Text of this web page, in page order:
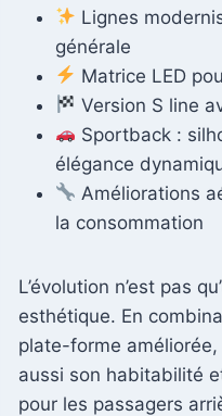
Lignes
générale
Matrice LED
Version S line
Sportback :
élégance
Améliorations
la consommation
L’évolution n’est pas
esthétique. En
plate-forme
aussi son habitabilité
pour les passagers